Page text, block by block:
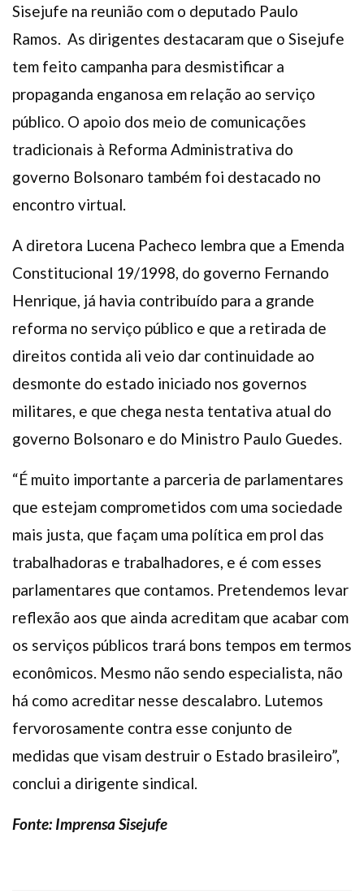
Sisejufe na reunião com o deputado Paulo
Ramos. As dirigentes destacaram que o Sisejufe
tem feito campanha para desmistificar a
propaganda enganosa em relação ao serviço
público. O apoio dos meio de comunicações
tradicionais à Reforma Administrativa do
governo Bolsonaro também foi destacado no
encontro virtual.
A diretora Lucena Pacheco lembra que a Emenda
Constitucional 19/1998, do governo Fernando
Henrique, já havia contribuído para a grande
reforma no serviço público e que a retirada de
direitos contida ali veio dar continuidade ao
desmonte do estado iniciado nos governos
militares, e que chega nesta tentativa atual do
governo Bolsonaro e do Ministro Paulo Guedes.
“É muito importante a parceria de parlamentares
que estejam comprometidos com uma sociedade
mais justa, que façam uma política em prol das
trabalhadoras e trabalhadores, e é com esses
parlamentares que contamos. Pretendemos levar
reflexão aos que ainda acreditam que acabar com
os serviços públicos trará bons tempos em termos
econômicos. Mesmo não sendo especialista, não
há como acreditar nesse descalabro. Lutemos
fervorosamente contra esse conjunto de
medidas que visam destruir o Estado brasileiro”,
conclui a dirigente sindical.
Fonte: Imprensa Sisejufe